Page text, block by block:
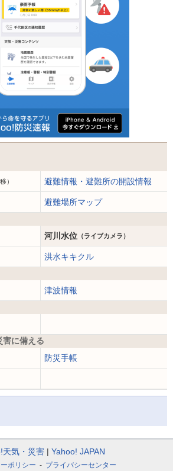
） 避難情報・避難所の開設情報
避難場所マップ
河川水位 （ライブカメラ）
洪水キキクル
津波情報
害に備える
防災手帳
天気・災害 Yahoo! JAPAN
ポリシー プライバシーセンター